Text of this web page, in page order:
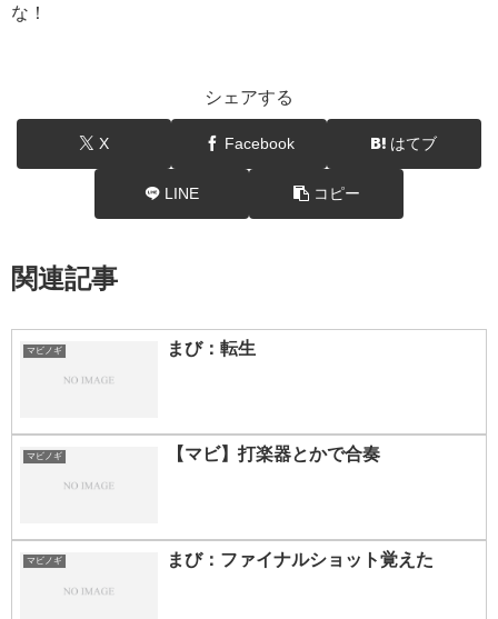
な！
シェアする
X Facebook はてブ
LINE コピー
関連記事
マビノギ まび：転生
マビノギ 【マビ】打楽器とかで合奏
マビノギ まび：ファイナルショット覚えた